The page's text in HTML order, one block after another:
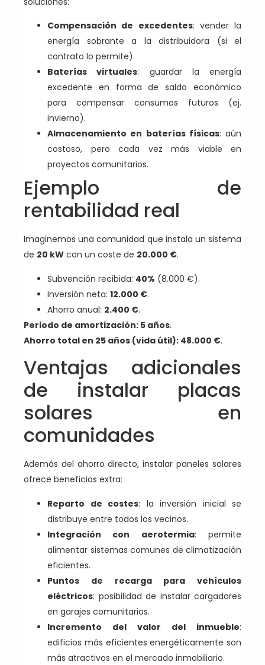
Compensación de excedentes: vender la
energía sobrante a la distribuidora (si el
contrato lo permite).
Baterías virtuales: guardar la energía
excedente en forma de saldo económico
para compensar consumos futuros (ej.
invierno).
Almacenamiento en baterías físicas: aún
costoso, pero cada vez más viable en
proyectos comunitarios.
Ejemplo de
rentabilidad real
Imaginemos una comunidad que instala un sistema
de 20 kW con un coste de 20.000 €.
Subvención recibida: 40% (8.000 €).
Inversión neta: 12.000 €.
Ahorro anual: 2.400 €.
Periodo de amortización: 5 años.
Ahorro total en 25 años (vida útil): 48.000 €.
Ventajas adicionales
de instalar placas
solares en
comunidades
Además del ahorro directo, instalar paneles solares
ofrece beneficios extra:
Reparto de costes: la inversión inicial se
distribuye entre todos los vecinos.
Integración con aerotermia: permite
alimentar sistemas comunes de climatización
eficientes.
Puntos de recarga para vehículos
eléctricos: posibilidad de instalar cargadores
en garajes comunitarios.
Incremento del valor del inmueble:
edificios más eficientes energéticamente son
más atractivos en el mercado inmobiliario.